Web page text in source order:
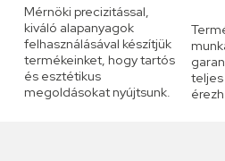
Mérnöki precizitással,
kiváló alapanyagok
felhasználásával készítjük
termékeinket, hogy tartós
és esztétikus
megoldásokat nyújtsunk.